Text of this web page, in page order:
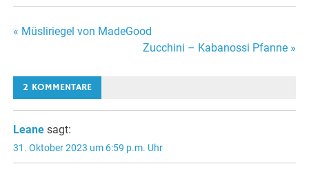
Beitragsnavigation
« Müsliriegel von MadeGood
Zucchini – Kabanossi Pfanne »
2 KOMMENTARE
Leane sagt:
31. Oktober 2023 um 6:59 p.m. Uhr